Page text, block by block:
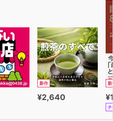
新作
¥2,640
新
チ